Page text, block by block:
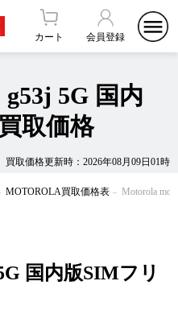
カート 会員登録
買取価格更新時：2026年08月09日01時
5G 国内
取価格
MOTOROLA買取価格表 Motorola
国内版SIMフリ